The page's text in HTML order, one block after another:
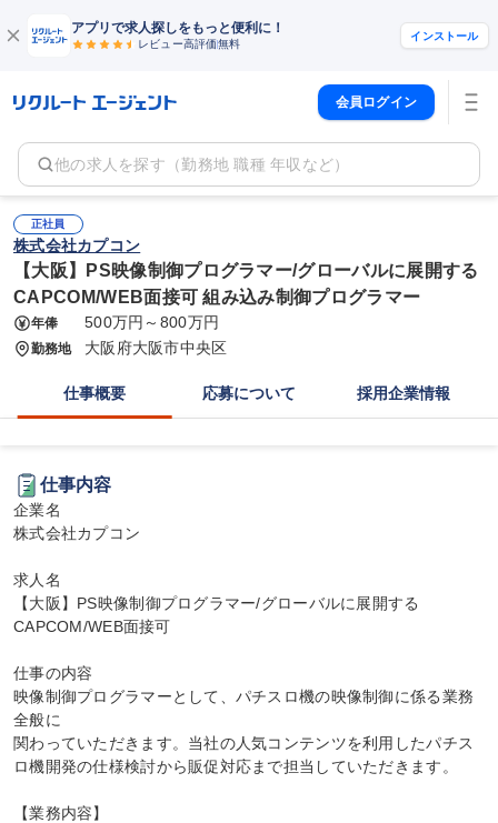
アプリで求人探しをもっと便利に！
レビュー高評価無料
インストール
会員ログイン
他の求人を探す（勤務地 職種 年収など）
正社員
株式会社カプコン
【大阪】PS映像制御プログラマー/グローバルに展開する
CAPCOM/WEB面接可 組み込み制御プログラマー
年俸 500万円～800万円
勤務地 大阪府大阪市中央区
仕事概要 応募について 採用企業情報
仕事内容
企業名
株式会社カプコン
求人名
【大阪】PS映像制御プログラマー/グローバルに展開する
CAPCOM/WEB面接可
仕事の内容
映像制御プログラマーとして、パチスロ機の映像制御に係る業務
全般に
関わっていただきます。当社の人気コンテンツを利用したパチス
ロ機開発の仕様検討から販促対応まで担当していただきます。
【業務内容】